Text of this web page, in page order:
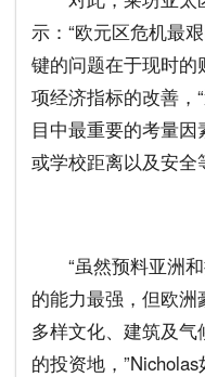
示：“欧元区危机最
键的问题在于现时
项经济指标的改善，
目中最重要的考量
或学校距离以及安全
“虽然预料亚洲和
的能力最强，但欧洲
多样文化、建筑及
的投资地，”Nicholas